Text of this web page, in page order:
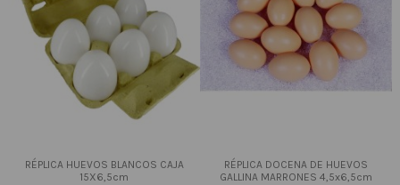
RÉPLICA HUEVOS BLANCOS CAJA
15X6,5cm
RÉPLICA DOCENA DE HUEVOS
GALLINA MARRONES 4,5x6,5cm